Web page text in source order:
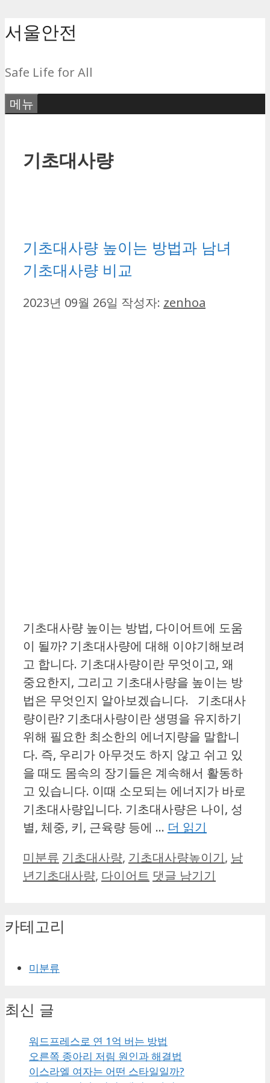
컨
로
건
너
서울안전
Safe Life for All
메뉴
기초대사량
기초대사량 높이는 방법과 남녀
기초대사량 비교
2023년 09월 26일 작성자: zenhoa
기초대사량 높이는 방법, 다이어트에 도움
이 될까? 기초대사량에 대해 이야기해보려
고 합니다. 기초대사량이란 무엇이고, 왜
중요한지, 그리고 기초대사량을 높이는 방
법은 무엇인지 알아보겠습니다. 기초대사
량이란? 기초대사량이란 생명을 유지하기
위해 필요한 최소한의 에너지량을 말합니
다. 즉, 우리가 아무것도 하지 않고 쉬고 있
을 때도 몸속의 장기들은 계속해서 활동하
고 있습니다. 이때 소모되는 에너지가 바로
기초대사량입니다. 기초대사량은 나이, 성
별, 체중, 키, 근육량 등에 … 더 읽기
카
테
미분류 태
그
기초대사량, 기초대사량높이기, 남
년기초대사량, 다이어트 댓글 남기기
카테고리
미분류
최신 글
워드프레스로 연 1억 버는 방법
오른쪽 종아리 저림 원인과 해결법
이스라엘 여자는 어떤 스타일일까?